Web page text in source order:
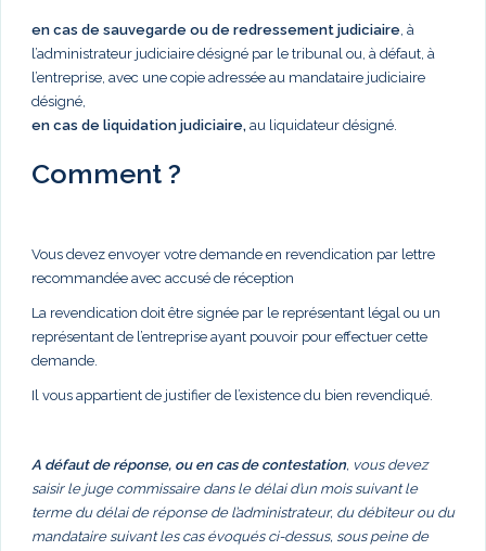
en cas de sauvegarde ou de redressement judiciaire , à
l’administrateur judiciaire désigné par le tribunal ou, à défaut, à
l’entreprise, avec une copie adressée au mandataire judiciaire
désigné,
en cas de liquidation judiciaire, au liquidateur désigné.
Comment ?
Vous devez envoyer votre demande en revendication par lettre
recommandée avec accusé de réception
La revendication doit être signée par le représentant légal ou un
représentant de l’entreprise ayant pouvoir pour effectuer cette
demande.
Il vous appartient de justifier de l’existence du bien revendiqué.
A défaut de réponse, ou en cas de contestation, vous devez
saisir le juge commissaire dans le délai d’un mois suivant le
terme du délai de réponse de l’administrateur, du débiteur ou du
mandataire suivant les cas évoqués ci-dessus, sous peine de